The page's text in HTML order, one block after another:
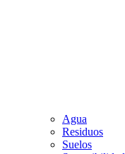
Agua
Residuos
Suelos